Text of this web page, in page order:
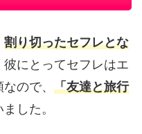
割り切ったセフレとな
彼にとってセフレはエ
ので、 「友達と旅行
した。